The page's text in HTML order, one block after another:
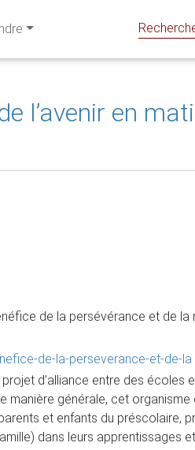
l’avenir en
de la persévérance et de
de-la-perseverance-et-de-la
d’alliance entre des écoles
manière générale, cet
et enfants du préscolaire,
dans leurs apprentissages